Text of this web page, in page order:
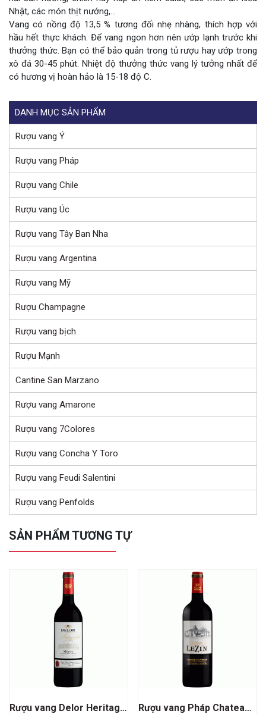
Nhật, các món thịt nướng,…
Vang có nồng độ 13,5 % tương đối nhẹ nhàng, thích hợp với
hầu hết thực khách. Để vang ngon hơn nên ướp lạnh trước khi
thưởng thức. Bạn có thể bảo quản trong tủ rượu hay ướp trong
xô đá 30-45 phút. Nhiệt độ thưởng thức vang lý tưởng nhất để
có hương vị hoàn hảo là 15-18 độ C.
DANH MỤC SẢN PHẨM
Rượu vang Ý
Rượu vang Pháp
Rượu vang Chile
Rượu vang Úc
Rượu vang Tây Ban Nha
Rượu vang Argentina
Rượu vang Mỹ
Rượu Champagne
Rượu vang bịch
Rượu Mạnh
Cantine San Marzano
Rượu vang Amarone
Rượu vang 7Colores
Rượu vang Concha Y Toro
Rượu vang Feudi Salentini
Rượu vang Penfolds
SẢN PHẨM TƯƠNG TỰ
Rượu vang Delor Heritage 1864 Medoc Rượu vang Pháp Chateau Lezin Bordeaux Superieur